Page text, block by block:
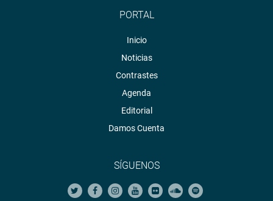
PORTAL
Inicio
Noticias
Contrastes
Agenda
Editorial
Damos Cuenta
SÍGUENOS